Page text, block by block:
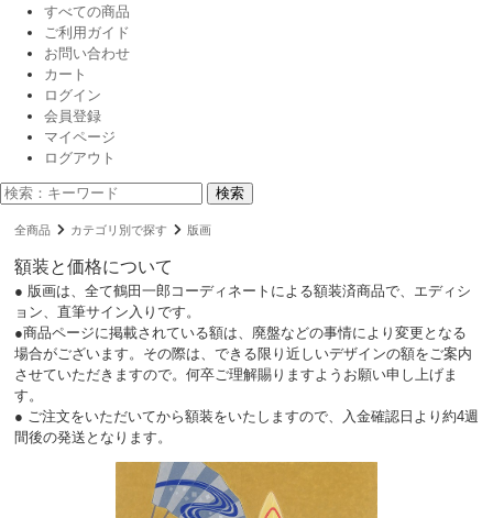
すべての商品
ご利用ガイド
お問い合わせ
カート
ログイン
会員登録
マイページ
ログアウト
検索
全商品 カテゴリ別で探す 版画
額装と価格について
● 版画は、全て鶴田一郎コーディネートによる額装済商品で、エディシ
ョン、直筆サイン入りです。
●商品ページに掲載されている額は、廃盤などの事情により変更となる
場合がございます。その際は、できる限り近しいデザインの額をご案内
させていただきますので。何卒ご理解賜りますようお願い申し上げま
す。
● ご注文をいただいてから額装をいたしますので、入金確認日より約4週
間後の発送となります。